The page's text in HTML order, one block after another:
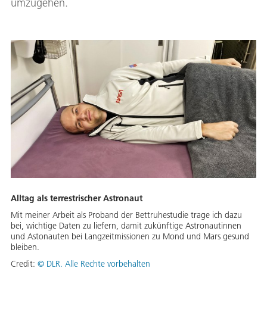
umzugehen.
Alltag als terrestrischer Astronaut
Mit meiner Arbeit als Proband der Bettruhestudie trage ich dazu
bei, wichtige Daten zu liefern, damit zukünftige Astronautinnen
und Astonauten bei Langzeitmissionen zu Mond und Mars gesund
bleiben.
Credit: © DLR. Alle Rechte vorbehalten